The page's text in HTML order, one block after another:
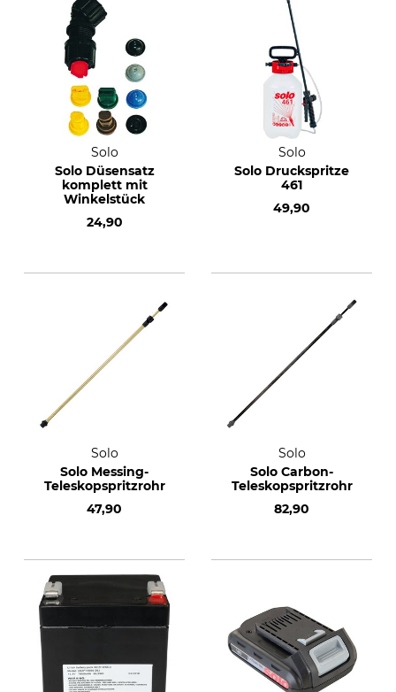
Solo
Solo Düsensatz
komplett mit
Winkelstück
24,90
Solo
Solo Druckspritze
461
49,90
Solo
Solo Messing-
Teleskopspritzrohr
47,90
Solo
Solo Carbon-
Teleskopspritzrohr
82,90